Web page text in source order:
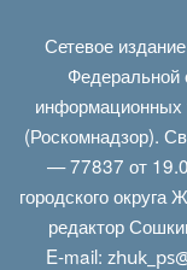
Сетевое
Федеральной
информационных
(Роскомнадзор).
— 77837 от
городского
редактор
E‑mail: